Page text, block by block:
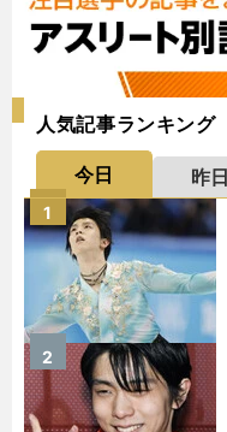
人気記事ランキング
今日 昨日
1
2